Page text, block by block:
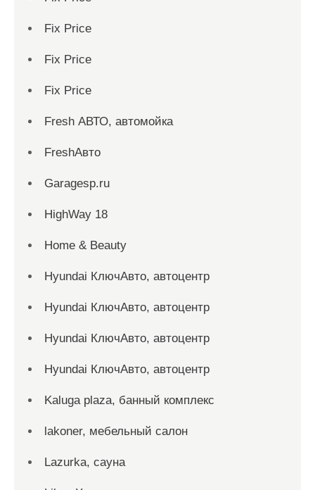
Fix Price
Fix Price
Fix Price
Fresh АВТО, автомойка
FreshАвто
Garagesp.ru
HighWay 18
Home & Beauty
Hyundai КлючАвто, автоцентр
Hyundai КлючАвто, автоцентр
Hyundai КлючАвто, автоцентр
Hyundai КлючАвто, автоцентр
Kaluga plaza, банный комплекс
lakoner, мебельный салон
Lazurka, сауна